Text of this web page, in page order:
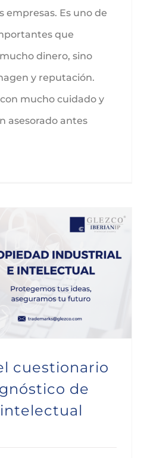
empresas. Es uno de
que
dinero, sino
y reputación.
mucho cuidado y
asesorado antes
cuestionario
de